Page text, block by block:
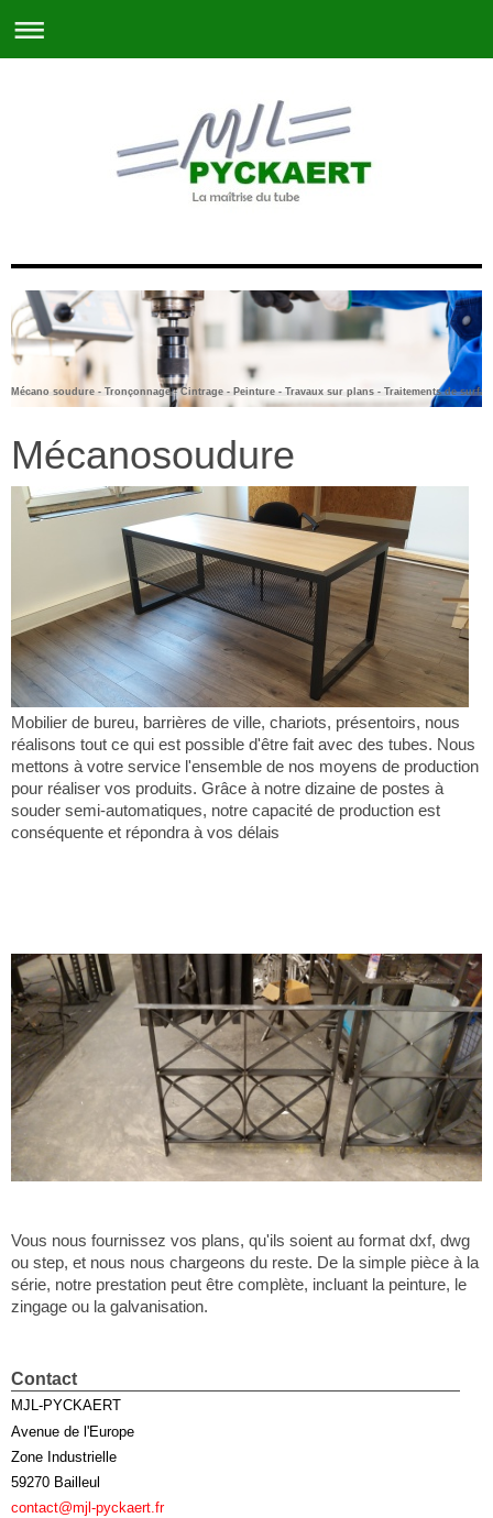
Mécano soudure - Tronçonnage - Cintrage - Peinture - Travaux sur plans - Traitements de
Mécanosoudure
Mobilier de bureu, barrières de ville, chariots, présentoirs, nous
réalisons tout ce qui est possible d'être fait avec des tubes. Nous
mettons à votre service l'ensemble de nos moyens de production
pour réaliser vos produits. Grâce à notre dizaine de postes à
souder semi-automatiques, notre capacité de production est
conséquente et répondra à vos délais
Vous nous fournissez vos plans, qu'ils soient au format dxf, dwg
ou step, et nous nous chargeons du reste. De la simple pièce à la
série, notre prestation peut être complète, incluant la peinture, le
zingage ou la galvanisation.
Contact
MJL-PYCKAERT
Avenue de l'Europe
Zone Industrielle
59270 Bailleul
contact@mjl-pyckaert.fr